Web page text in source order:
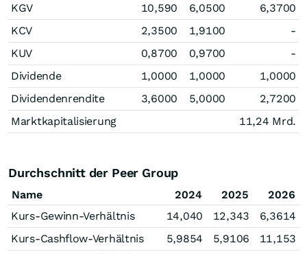
KGV
10,590 6,0500
6,3700
KCV
2,3500 1,9100
-
KUV
0,8700 0,9700
-
Dividende
1,0000 1,0000
1,0000
Dividendenrendite
3,6000 5,0000
2,7200
Marktkapitalisierung
11,24 Mrd.
Durchschnitt der Peer Group
Name 2024 2025
2026
Kurs-Gewinn-Verhältnis
14,040 12,343
6,3614
Kurs-Cashflow-Verhältnis
5,9854 5,9106
11,153